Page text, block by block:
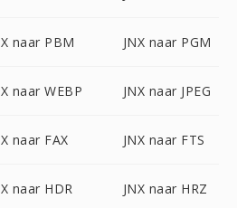
naar PBM JNX naar PGM
naar WEBP JNX naar JPEG
naar FAX JNX naar FTS
naar HDR JNX naar HRZ